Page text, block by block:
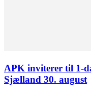
APK inviterer til 1-
Sjælland 30. august